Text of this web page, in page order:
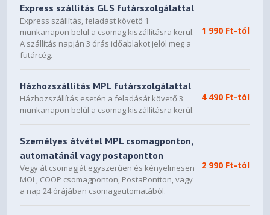
VLAN
• MAC VLAN: 30 Entries
• Protocol VLAN: Protocol
Template 16, Protocol VLAN
16
• GVRP
• VLAN VPN (QinQ)
- Port-Based QinQ
- Selective QinQ
• Time-based ACL
• MAC ACL
- Source MAC
- Destination MAC
- VLAN ID
Express szállítás GLS futárszolgálattal
Express szállítás, feladást követő 1
munkanapon belül a csomag kiszállításra kerül.
A szállítás napján 3 órás időablakot jelöl meg a
futárcég.
1 990 Ft-tól
Házhozszállítás MPL futárszolgálattal
Házhozszállítás esetén a feladását követő 3
munkanapon belül a csomag kiszállításra kerül.
4 490 Ft-tól
Személyes átvétel MPL csomagponton,
automatánál vagy postapontton
Vegy át csomagját egyszerűen és kényelmesen
MOL, COOP csomagponton, PostaPontton, vagy
a nap 24 órájában csomagautomatából.
2 990 Ft-tól